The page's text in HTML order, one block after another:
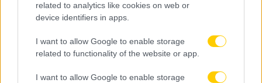
related to analytics like cookies on web or
device identifiers in apps.
I want to allow Google to enable storage
related to functionality of the website or app.
I want to allow Google to enable storage
Πάρος: Στο μικροσκόπιο οι συνθήκες θανάτου του
4χρονου στην πισίνα beach bar